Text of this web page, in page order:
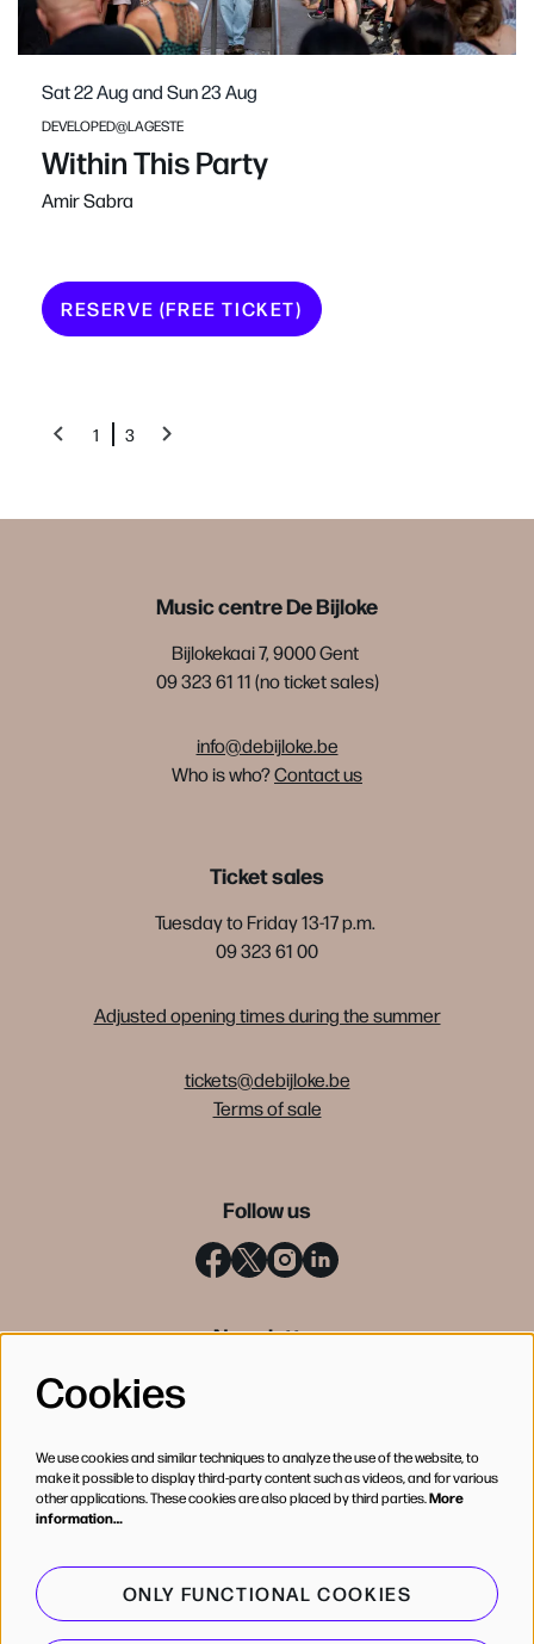
Within This Party
Amir Sabra
DEVELOPED@LAGESTE
Sat 22 AugandSun 23 Aug
RESERVE (FREE TICKET)
1 3
Music centre De Bijloke
Bijlokekaai 7, 9000 Gent
09 323 61 11 (no ticket sales)
info@debijloke.be
Who is who?Contact us
Ticket sales
Tuesday to Friday 13-17 p.m.
09 323 61 00
Adjusted opening times during the summer
tickets@debijloke.be
Terms of sale
Follow us
Newsletter
Cookies
We use cookies and similar techniques to analyze the use of the website, to
make it possible to display third-party content such as videos, and for various
other applications. These cookies are also placed by third parties.More
information…
ONLY FUNCTIONAL COOKIES